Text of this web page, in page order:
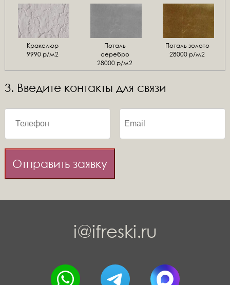
Кракелюр
9990 р/м2
Поталь
серебро
28000 р/м2
Поталь золото
28000 р/м2
3. Введите контакты для связи
Отправить заявку
i@ifreski.ru